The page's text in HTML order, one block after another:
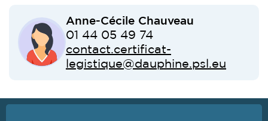
Anne-Cécile Chauveau
01 44 05 49 74
contact.certificat-
legistique@dauphine.psl.eu